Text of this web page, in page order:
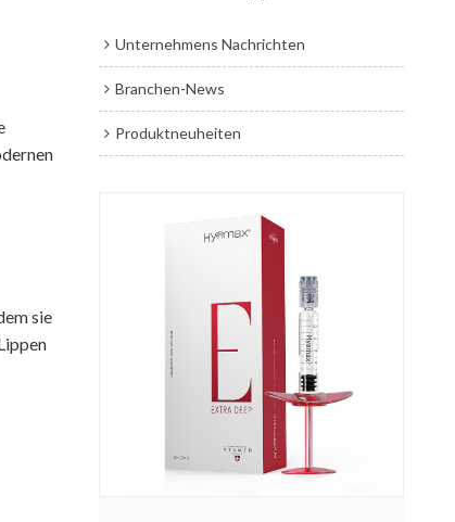
sie
Unternehmens Nachrichten
Branchen-News
Produktneuheiten